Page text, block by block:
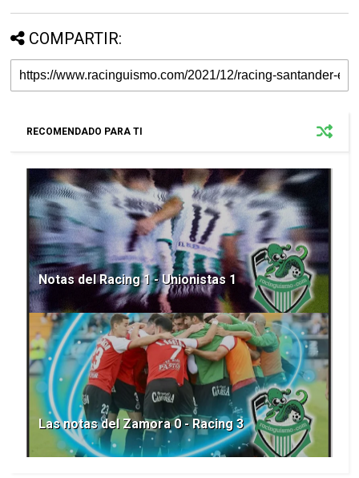
COMPARTIR:
RECOMENDADO PARA TI
Notas del Racing 1 - Unionistas 1
Las notas del Zamora 0 - Racing 3